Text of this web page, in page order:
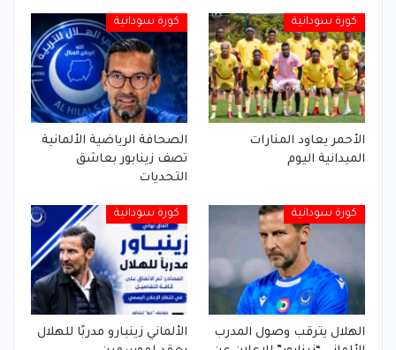
كورة سودانية
الأحمر يعاود المنارات
الميدانية اليوم
كورة سودانية
الصحافة الرياضية الألمانية
تصف زينابور بعاشق
التحديات
كورة سودانية
الهلال يترقب وصول المدرب
كورة سودانية
الألماني زينبارو مدربًا للهلال